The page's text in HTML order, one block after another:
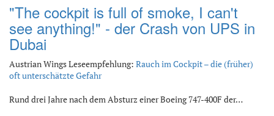
"The cockpit is full of smoke, I can't
see anything!" - der Crash von UPS in
Dubai
Austrian Wings Leseempfehlung: Rauch im Cockpit – die (früher)
oft unterschätzte Gefahr
Rund drei Jahre nach dem Absturz einer Boeing 747-400F der…